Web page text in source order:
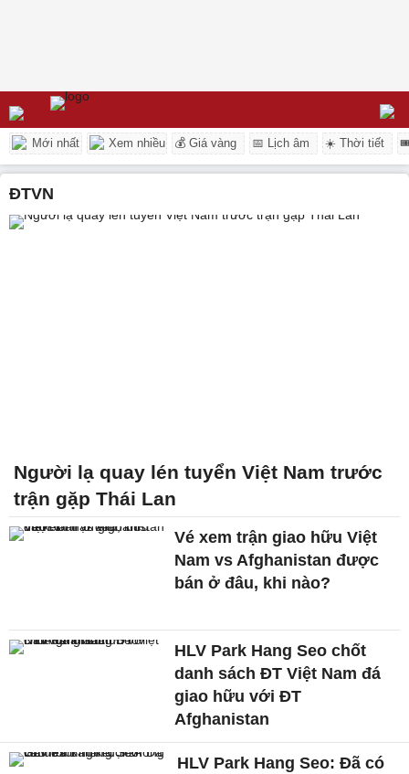
Mới nhất Xem nhiều 💰 Giá vàng 📅 Lịch âm ☀️ Thời tiết
ĐTVN
Người lạ quay lén tuyển Việt Nam trước
trận gặp Thái Lan
Vé xem trận giao hữu Việt
Nam vs Afghanistan được
bán ở đâu, khi nào?
HLV Park Hang Seo chốt
danh sách ĐT Việt Nam đá
giao hữu với ĐT
Afghanistan
HLV Park Hang Seo: Đã có